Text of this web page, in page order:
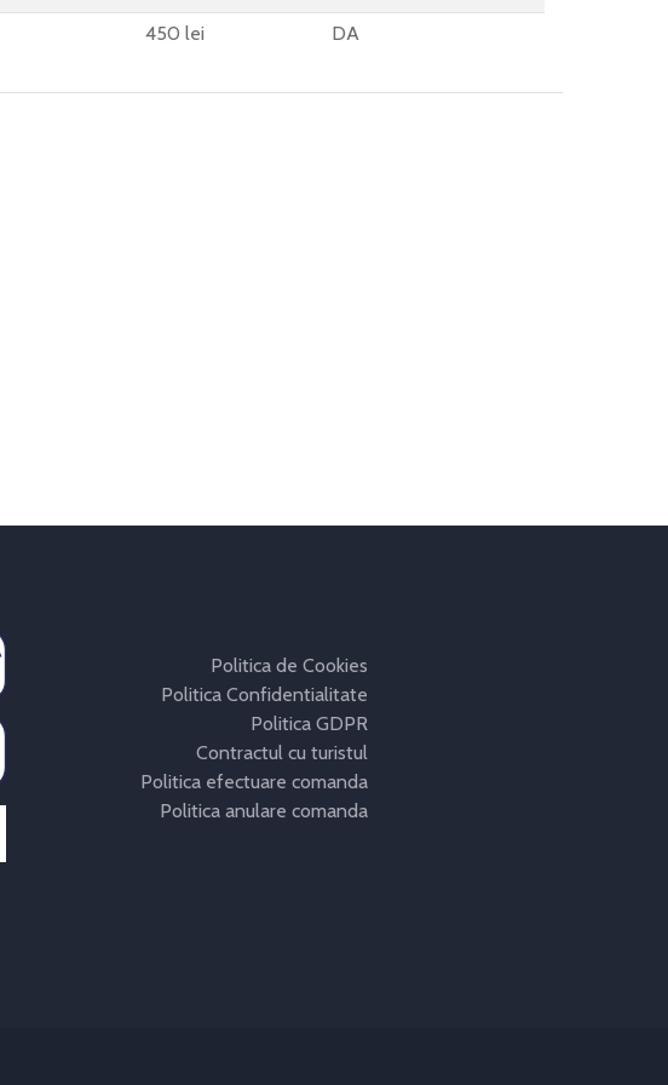
450 lei DA
Politica de Cookies
Politica Confidentialitate
Politica GDPR
Contractul cu turistul
Politica efectuare comanda
Politica anulare comanda